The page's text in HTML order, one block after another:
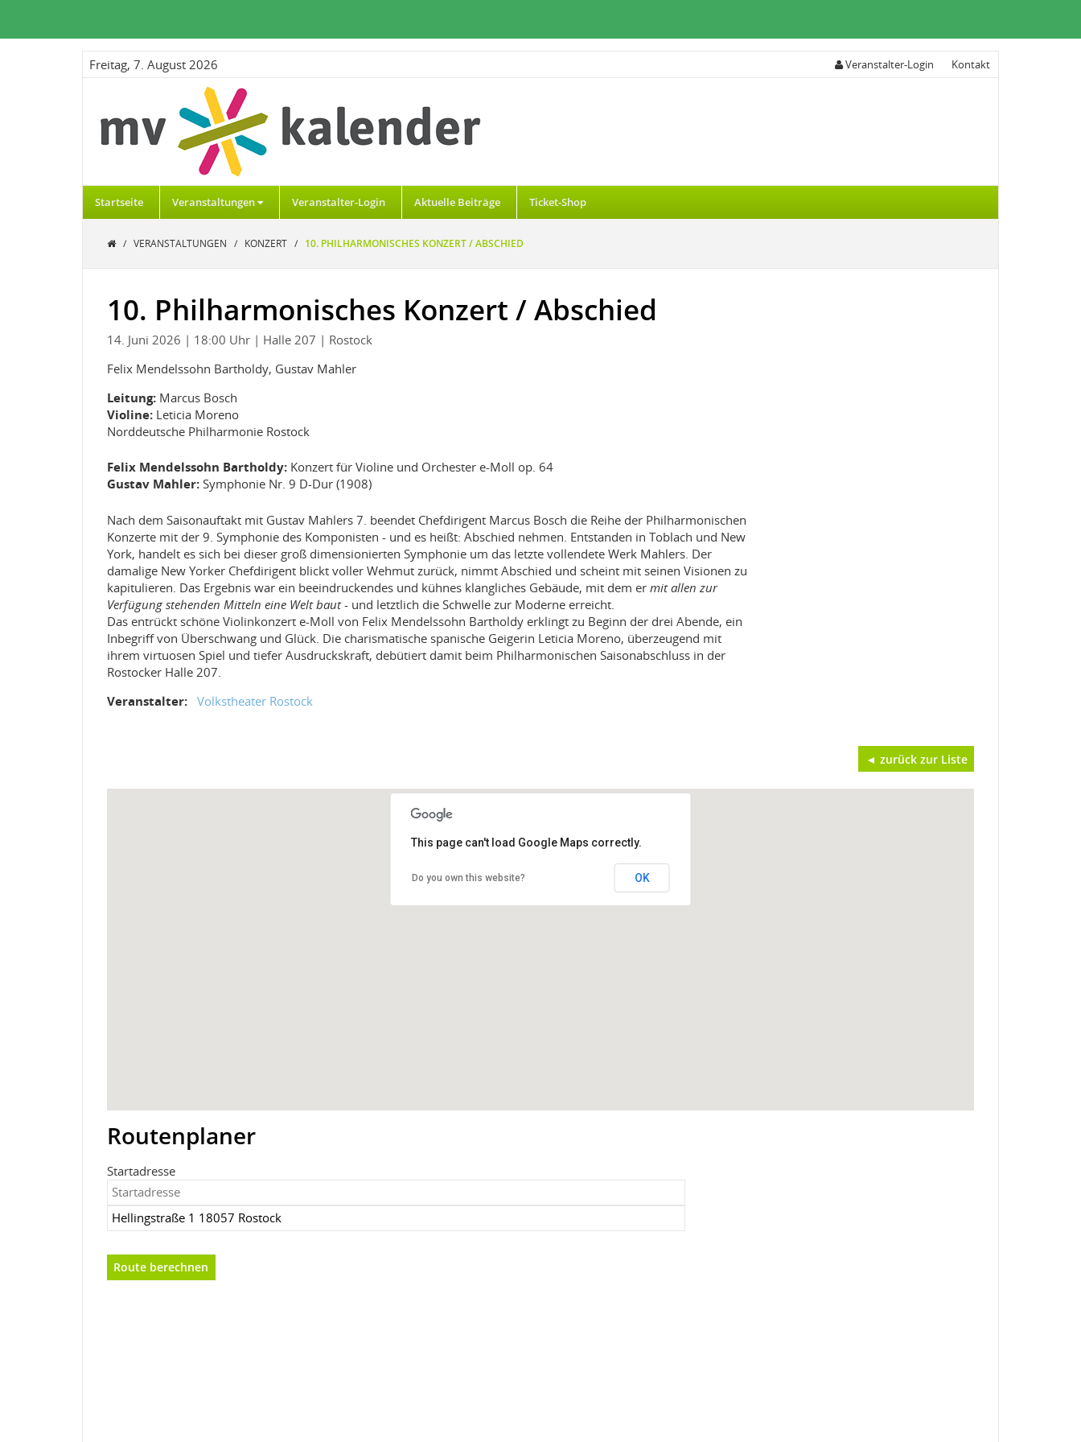
Freitag, 7. August 2026 Veranstalter-Login Kontakt
Startseite Veranstaltungen Veranstalter-Login Aktuelle Beiträge Ticket-Shop
/ VERANSTALTUNGEN / KONZERT / 10. PHILHARMONISCHES KONZERT / ABSCHIED
10. Philharmonisches Konzert / Abschied
14. Juni 2026 | 18:00 Uhr | Halle 207 | Rostock
Felix Mendelssohn Bartholdy, Gustav Mahler
Leitung: Marcus Bosch
Violine: Leticia Moreno
Norddeutsche Philharmonie Rostock
Felix Mendelssohn Bartholdy: Konzert für Violine und Orchester e-Moll op. 64
Gustav Mahler: Symphonie Nr. 9 D-Dur (1908)
Nach dem Saisonauftakt mit Gustav Mahlers 7. beendet Chefdirigent Marcus Bosch die Reihe der Philharmonischen
Konzerte mit der 9. Symphonie des Komponisten - und es heißt: Abschied nehmen. Entstanden in Toblach und New
York, handelt es sich bei dieser groß dimensionierten Symphonie um das letzte vollendete Werk Mahlers. Der
damalige New Yorker Chefdirigent blickt voller Wehmut zurück, nimmt Abschied und scheint mit seinen Visionen zu
kapitulieren. Das Ergebnis war ein beeindruckendes und kühnes klangliches Gebäude, mit dem er mit allen zur
Verfügung stehenden Mitteln eine Welt baut- und letztlich die Schwelle zur Moderne erreicht.
Das entrückt schöne Violinkonzert e-Moll von Felix Mendelssohn Bartholdy erklingt zu Beginn der drei Abende, ein
Inbegriff von Überschwang und Glück. Die charismatische spanische Geigerin Leticia Moreno, überzeugend mit
ihrem virtuosen Spiel und tiefer Ausdruckskraft, debütiert damit beim Philharmonischen Saisonabschluss in der
Rostocker Halle 207.
Veranstalter: Volkstheater Rostock
◄ zurück zur Liste
This page can't load Google Maps correctly.
Do you own this website? OK
Routenplaner
Startadresse